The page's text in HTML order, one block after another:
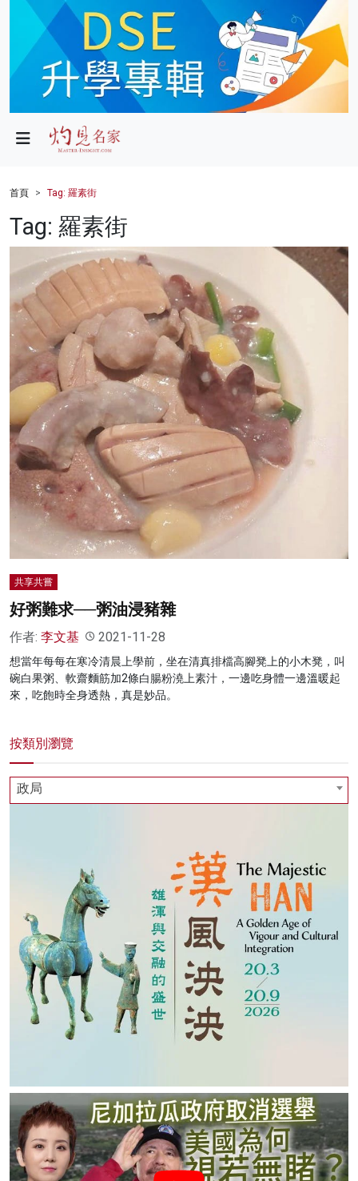
政局
財經
健康
商業
科技
影片
名家榜
灼見活動
關於我們
首頁 Tag: 羅素街
Tag: 羅素街
共享共嘗
好粥難求──粥油浸豬雜
作者: 李文基 2021-11-28
想當年每每在寒冷清晨上學前，坐在清真排檔高腳凳上的小木凳，叫
碗白果粥、軟齋麵筋加2條白腸粉澆上素汁，一邊吃身體一邊溫暖起
來，吃飽時全身透熱，真是妙品。
按類別瀏覽
政局